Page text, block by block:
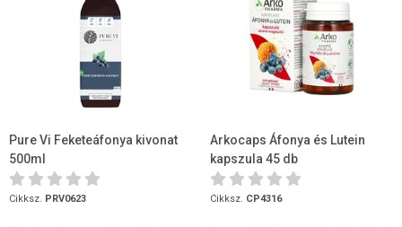
Pure Vi Feketeáfonya kivonat
500ml
Cikksz. PRV0623
Arkocaps Áfonya és Lutein
kapszula 45 db
Cikksz. CP4316